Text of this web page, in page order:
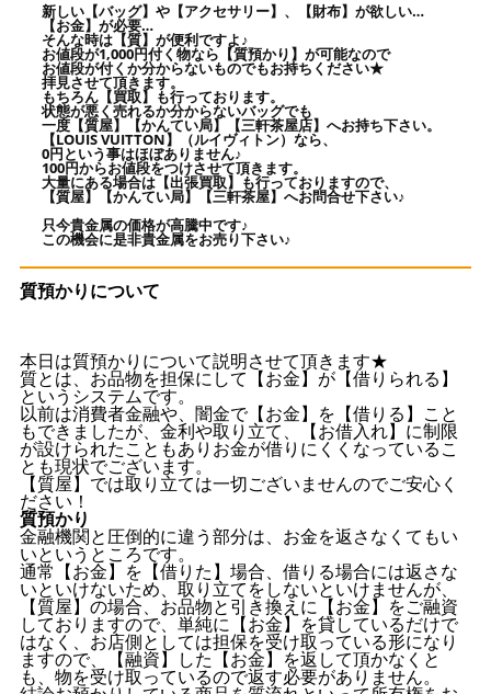
新しい【バッグ】や【アクセサリー】、【財布】が欲しい…
【お金】が必要…
そんな時は【質】が便利ですよ♪
お値段が1,000円付く物なら【質預かり】が可能なので
お値段が付くか分からないものでもお持ちください★
拝見させて頂きます。
もちろん【買取】も行っております。
状態が悪く売れるか分からないバッグでも
一度【質屋】【かんてい局】【三軒茶屋店】へお持ち下さい。
【LOUIS VUITTON】（ルイヴィトン）なら、
0円という事はほぼありません♪
100円からお値段をつけさせて頂きます。
大量にある場合は【出張買取】も行っておりますので、
【質屋】【かんてい局】【三軒茶屋】へお問合せ下さい♪
只今貴金属の価格が高騰中です♪
この機会に是非貴金属をお売り下さい♪
質預かりについて
本日は質預かりについて説明させて頂きます★
質とは、お品物を担保にして【お金】が【借りられる】
というシステムです。
以前は消費者金融や、闇金で【お金】を【借りる】こと
もできましたが、金利や取り立て、【お借入れ】に制限
が設けられたこともありお金が借りにくくなっているこ
とも現状でございます。
【質屋】では取り立ては一切ございませんのでご安心く
ださい！
質預かり
金融機関と圧倒的に違う部分は、お金を返さなくてもい
いというところです。
通常【お金】を【借りた】場合、借りる場合には返さな
いといけないため、取り立てをしないといけませんが、
【質屋】の場合、お品物と引き換えに【お金】をご融資
しておりますので、単純に【お金】を貸しているだけで
はなく、お店側としては担保を受け取っている形になり
ますので、【融資】した【お金】を返して頂かなくと
も、物を受け取っているので返す必要がありません。